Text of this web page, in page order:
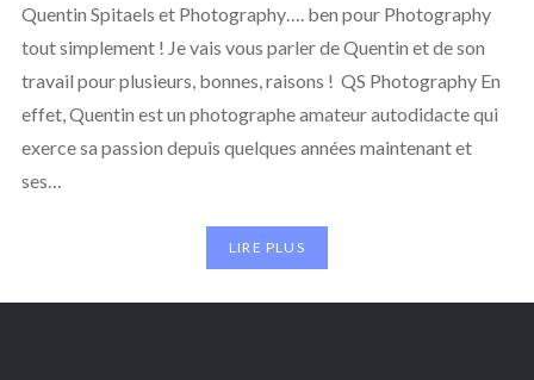
Quentin Spitaels et Photography…. ben pour Photography
tout simplement ! Je vais vous parler de Quentin et de son
travail pour plusieurs, bonnes, raisons ! QS Photography En
effet, Quentin est un photographe amateur autodidacte qui
exerce sa passion depuis quelques années maintenant et
ses…
LIRE PLUS